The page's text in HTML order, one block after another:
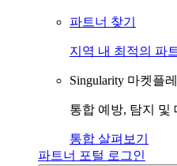
파트너 찾기
지역 내 최적의 파
Singularity 마켓플
통합 예방, 탐지 및
통합 살펴보기
파트너 포털 로그인